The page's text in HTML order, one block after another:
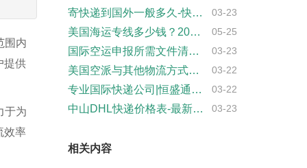
围内
提供
于为
效率
寄快递到国外一般多久-快递服务时间、速度··· 03-23
美国海运专线多少钱？2026最新报价 05-25
国际空运申报所需文件清单-必备文件清单及··· 03-23
美国空派与其他物流方式的优劣势对比，你选··· 03-22
专业国际快递公司|恒盛通全球快件服务|省··· 03-22
中山DHL快递价格表-最新报价查询 03-23
相关内容